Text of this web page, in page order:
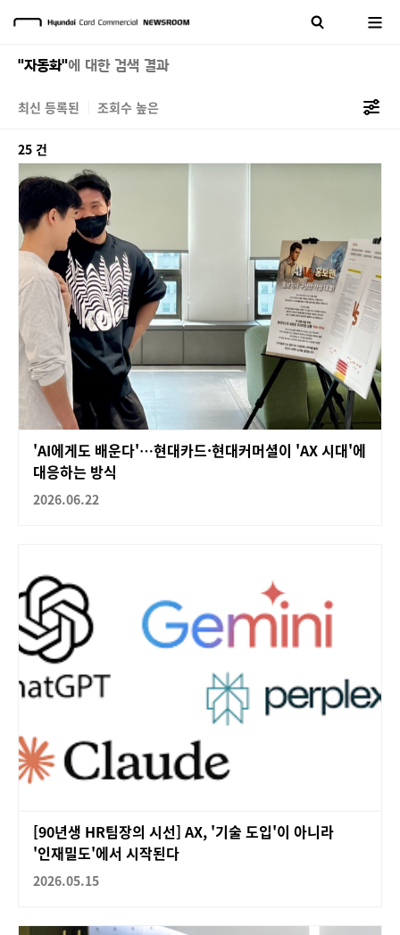
"자동화"에 대한 검색 결과
최신 등록된 조회수 높은
25 건
'AI에게도 배운다'…현대카드·현대커머셜이 'AX 시대'에
대응하는 방식
2026.06.22
[90년생 HR팀장의 시선] AX, '기술 도입'이 아니라
'인재밀도'에서 시작된다
2026.05.15